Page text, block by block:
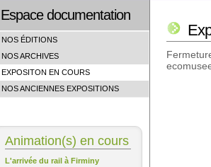
Espace documentation
NOS ÉDITIONS
NOS ARCHIVES
EXPOSITON EN COURS
NOS ANCIENNES EXPOSITIONS
Animation(s) en cours
L'arrivée du rail à Firminy